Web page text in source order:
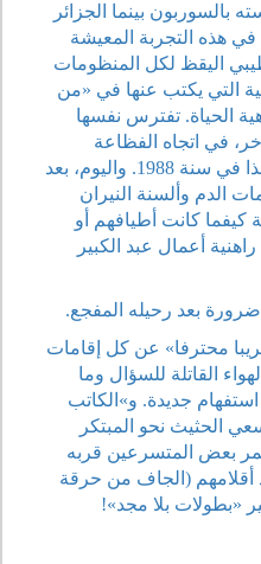
بالسوربون بينما الجزائر
هذه التجربة المعيشة
اليقظ لكل المنظومات
التي يكتب عنها في «من
الحياة. تفترس نفسها
في اتجاه الفظاعة
والشيطانية». كتب الخطيبي هذا في سنة 1988. واليوم، بعد
الدم وألسنة النيران
كيفما كانت أطيافهم أو
أعمال عبد الكبير
بعد رحيله المفجع.
محترفا» عن كل إقامات
القاتلة للسؤال وما
جديدة. و»الكاتب
الحثيث نحو المبتكر
يمر بعض المتسرعين قربه
أقلامهم (الجاف من حرقة
«بطولات بلا مجد»!